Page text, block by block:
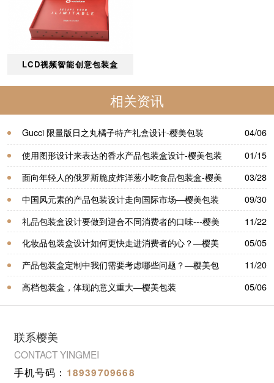
LCD视频智能创意包装盒
相关资讯
Gucci 限量版日之丸橘子特产礼盒设计-樱美包装
04/06
使用图形设计来表达的香水产品包装盒设计-樱美包装
01/15
面向年轻人的俄罗斯脆皮炸洋葱小吃食品包装盒-樱美
包装
03/28
中国风元素的产品包装设计走向国际市场—樱美包装
09/30
礼品包装盒设计要做到迎合不同消费者的口味---樱美
包装
11/22
化妆品包装盒设计如何更快走进消费者的心？—樱美
包装
05/05
产品包装盒定制中我们需要考虑哪些问题？—樱美包
装
11/20
高档包装盒，体现的意义重大—樱美包装
05/06
联系樱美
CONTACT YINGMEI
手机号码： 18939709668